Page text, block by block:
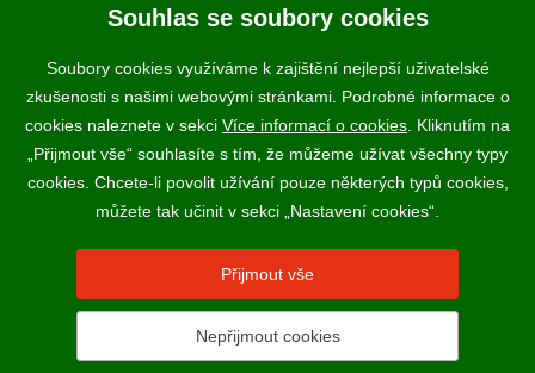
Naše vína offline
Vinotéka Rakvice
>
Vinotéky a degustační centra
>
Podle zákona o evidenci tržeb je prodávající povinen vystavit
kupujícímu účtenku. Zároveň je povinen zaevidovat přijatou tržbu u
správce daně online; v případě technického výpadku pak nejpozději do
Vína a sekty prodáváme výhradně osobám starším 18-ti let.
2017 - 2026 © VINSELEKT MICHLOVSKÝ a.s. |
Souhlas se soubory cookies
Soubory cookies využíváme k zajištění nejlepší uživatelské
zkušenosti s našimi webovými stránkami. Podrobné informace o
cookies naleznete v sekci Více informací o cookies . Kliknutím na
„Přijmout vše“ souhlasíte s tím, že můžeme užívat všechny typy
cookies. Chcete-li povolit užívání pouze některých typů cookies,
můžete tak učinit v sekci „Nastavení cookies“.
Přijmout vše
Nepřijmout cookies